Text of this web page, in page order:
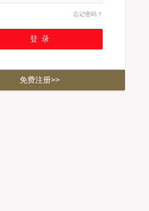
忘记密码？
免费注册>>